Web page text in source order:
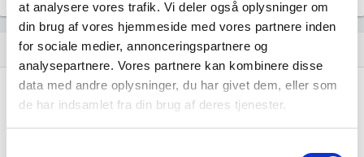
at analysere vores trafik. Vi deler også oplysninger om
din brug af vores hjemmeside med vores partnere inden
for sociale medier, annonceringspartnere og
analysepartnere. Vores partnere kan kombinere disse
data med andre oplysninger, du har givet dem, eller som
de har indsamlet fra din brug af deres tjenester.
show_chart Udvikling i antal ansatte